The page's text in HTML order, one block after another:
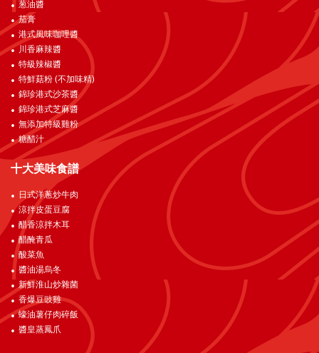
葱油醬
茄膏
港式風味咖哩醬
川香麻辣醬
特級辣椒醬
特鮮菇粉 (不加味精)
錦珍港式沙茶醬
錦珍港式芝麻醬
無添加特級雞粉
糖醋汁
十大美味食譜
日式洋蔥炒牛肉
涼拌皮蛋豆腐
醋香涼拌木耳
醋醃青瓜
酸菜魚
醬油湯烏冬
新鮮淮山炒雜菌
香爆豆豉雞
蠔油薯仔肉碎飯
醬皇蒸鳳爪